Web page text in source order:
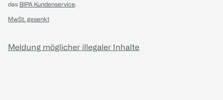
das BIPA Kundenservice.
MwSt. gesenkt
Meldung möglicher illegaler Inhalte